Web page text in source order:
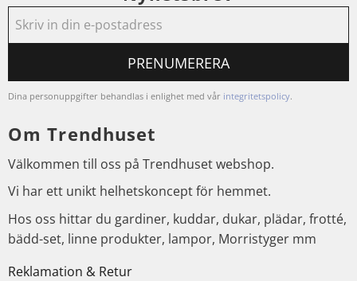
PRENUMERERA
Dina personuppgifter behandlas i enlighet med vår integritetspolicy.
Om Trendhuset
Välkommen till oss på Trendhuset webshop.
Vi har ett unikt helhetskoncept för hemmet.
Hos oss hittar du gardiner, kuddar, dukar, plädar, frotté,
bädd-set, linne produkter, lampor, Morristyger mm
Reklamation & Retur